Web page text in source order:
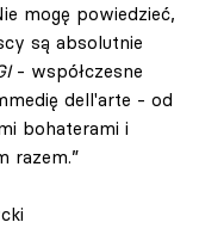
mogę powiedzieć,
są absolutnie
- współczesne
dell'arte - od
bohaterami i
razem.”